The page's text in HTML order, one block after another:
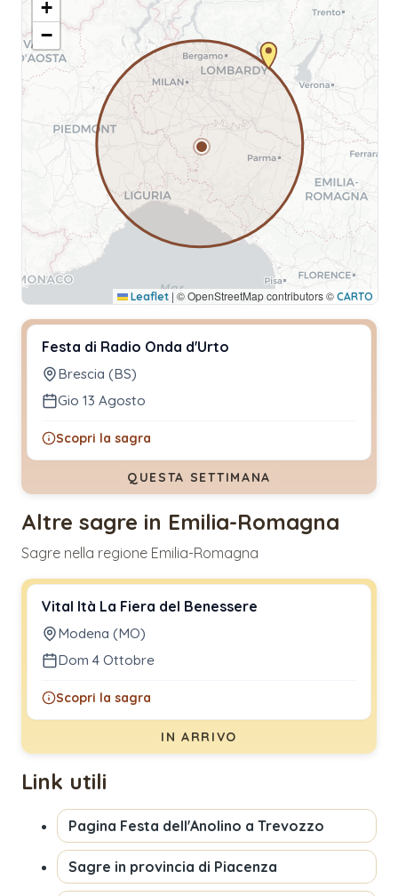
+
−
Leaflet | © OpenStreetMap contributors © CARTO
Festa di Radio Onda d'Urto
Brescia (BS)
Gio 13 Agosto
Scopri la sagra
QUESTA SETTIMANA
Altre sagre in Emilia-Romagna
Sagre nella regione Emilia-Romagna
Vital Ità La Fiera del Benessere
Modena (MO)
Dom 4 Ottobre
Scopri la sagra
IN ARRIVO
Link utili
Pagina Festa dell'Anolino a Trevozzo
Sagre in provincia di Piacenza